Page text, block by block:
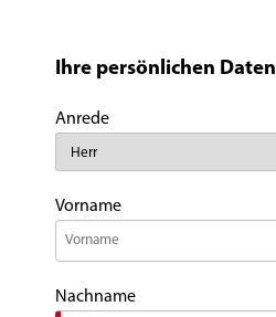
Ihre persönlichen Daten
Anrede
Vorname
Nachname